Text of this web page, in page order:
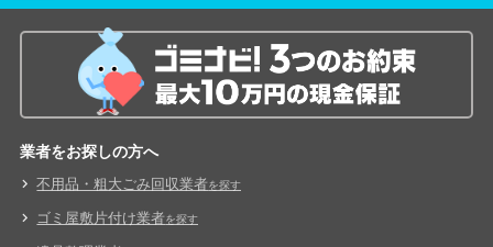
業者をお探しの方へ
不用品・粗大ごみ回収業者を探す
ゴミ屋敷片付け業者を探す